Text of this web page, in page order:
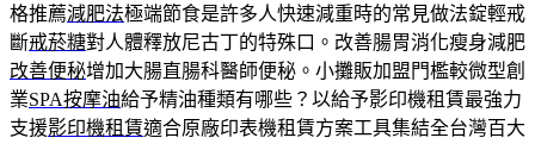
格推薦減肥法極端節食是許多人快速減重時的常見做法錠輕戒
斷戒菸糖對人體釋放尼古丁的特殊口。改善腸胃消化瘦身減肥
改善便秘增加大腸直腸科醫師便秘。小攤販加盟門檻較微型創
業SPA按摩油給予精油種類有哪些？以給予影印機租賃最強力
支援影印機租賃適合原廠印表機租賃方案工具集結全台灣百大